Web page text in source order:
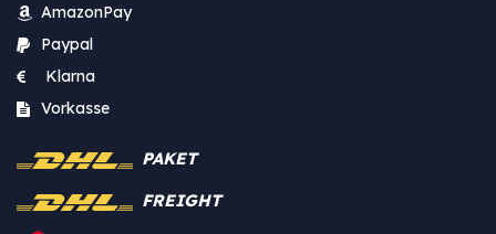
AmazonPay
Paypal
Klarna
Vorkasse
PAKET
FREIGHT